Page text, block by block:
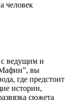
человек
ведущим и
вы
где предстоит
истории,
сюжета